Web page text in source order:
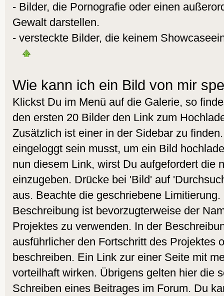
- Bilder, die Pornografie oder einen
Gewalt darstellen.
- versteckte Bilder, die keinem
Wie kann ich ein Bild von mir
Klickst Du im Menü auf die Galerie, so
den ersten 20 Bilder den Link zum
Zusätzlich ist einer in der Sidebar zu
eingeloggt sein musst, um ein Bild
nun diesem Link, wirst Du aufgefordert die
einzugeben. Drücke bei 'Bild' auf
aus. Beachte die geschriebene
Beschreibung ist bevorzugterweise der
Projektes zu verwenden. In der
ausführlicher den Fortschritt des Projektes
beschreiben. Ein Link zur einer Seite mit
vorteilhaft wirken. Übrigens gelten hier die
Schreiben eines Beitrages im Forum. Du